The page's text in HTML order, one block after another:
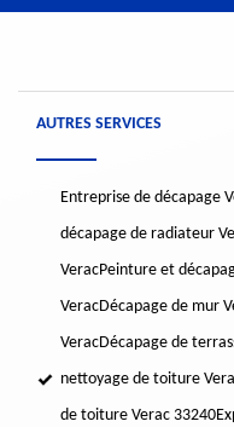
AUTRES SERVICES
Entreprise de décapage
décapage de radiateur
VeracPeinture et
VeracDécapage de mur
VeracDécapage de
nettoyage de toiture
de toiture Verac 33240